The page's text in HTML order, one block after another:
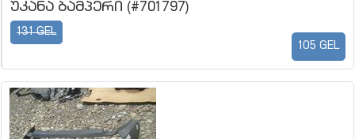
უკანა ბამპერი (#701797)
131 GEL
105 GEL